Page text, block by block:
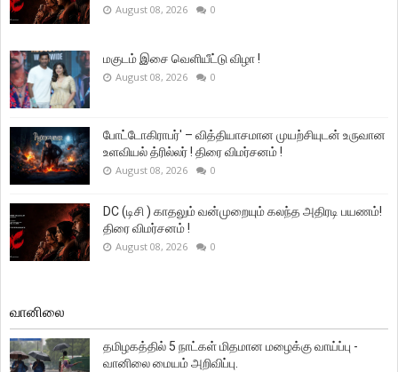
August 08, 2026 0
மகுடம் இசை வெளியீட்டு விழா !
August 08, 2026 0
போட்டோகிராபர்' – வித்தியாசமான முயற்சியுடன் உருவான
உளவியல் த்ரில்லர் ! திரை விமர்சனம் !
August 08, 2026 0
DC (டிசி ) காதலும் வன்முறையும் கலந்த அதிரடி பயணம்!
திரை விமர்சனம் !
August 08, 2026 0
வானிலை
தமிழகத்தில் 5 நாட்கள் மிதமான மழைக்கு வாய்ப்பு -
வானிலை மையம் அறிவிப்பு.